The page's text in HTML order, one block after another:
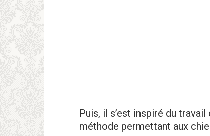
Puis, il s’est inspiré du
méthode permettant aux